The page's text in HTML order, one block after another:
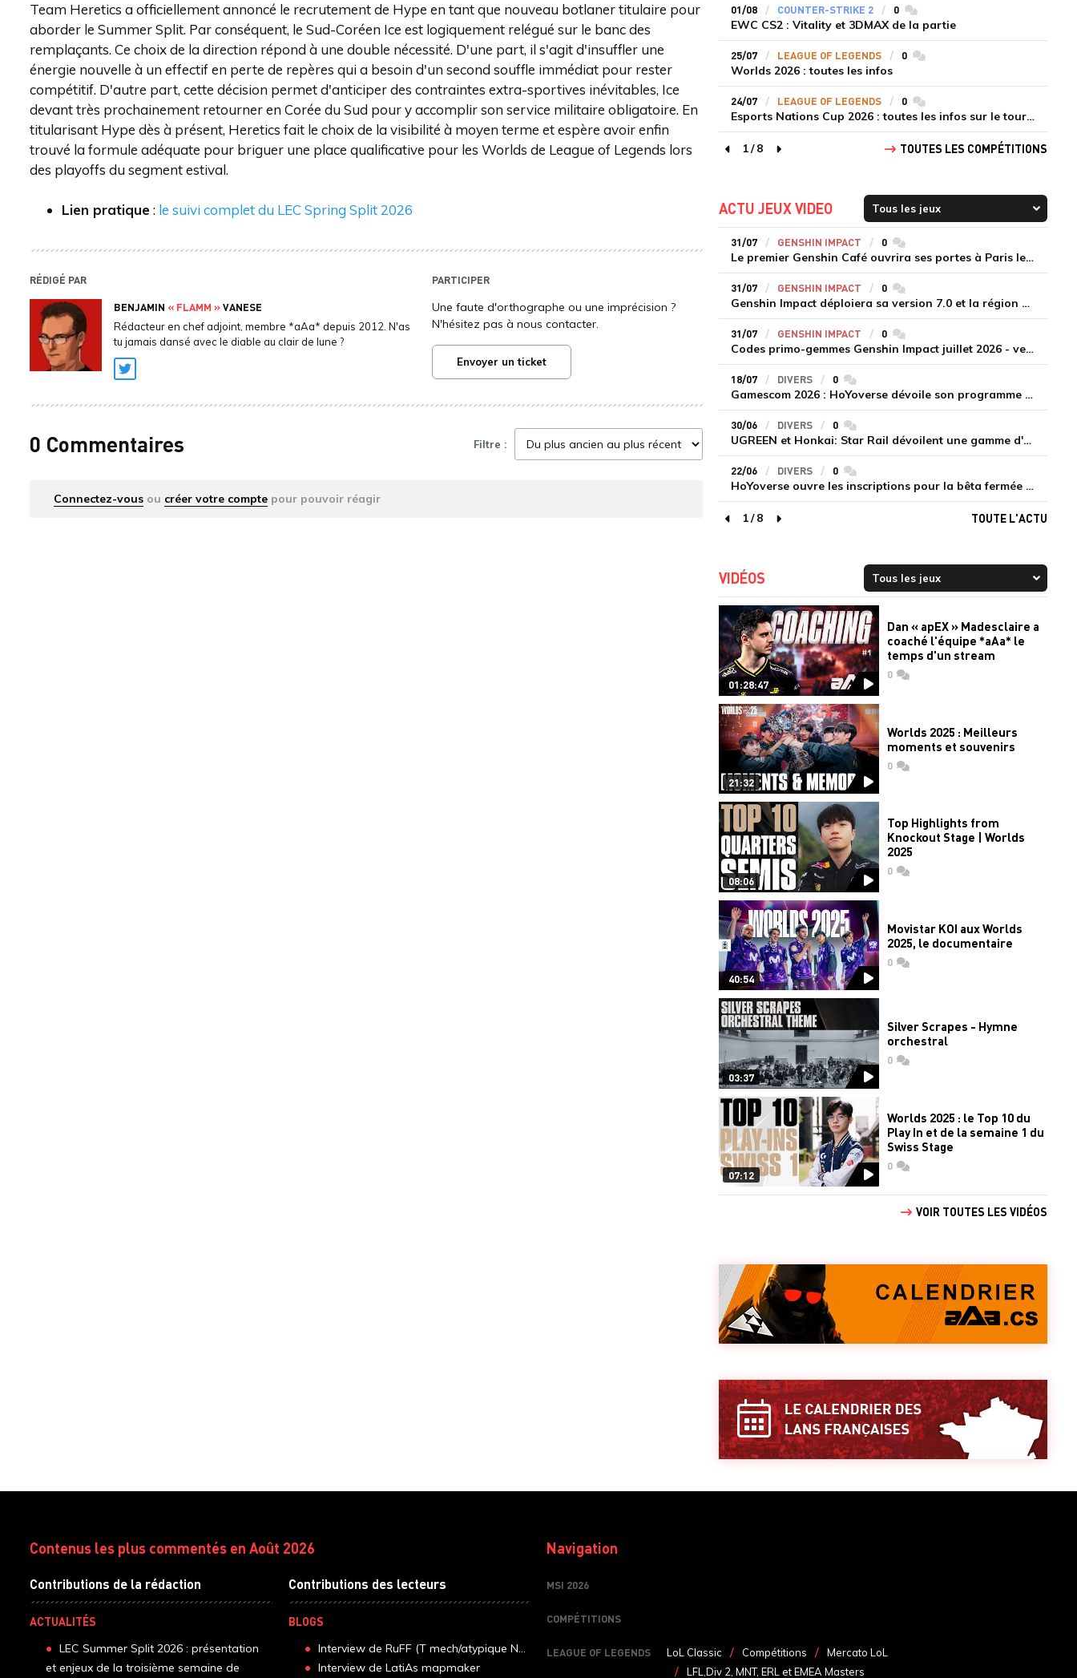
Team Heretics a officiellement annoncé le recrutement de Hype en tant que nouveau botlaner titulaire pour
aborder le Summer Split. Par conséquent, le Sud-Coréen Ice est logiquement relégué sur le banc des
remplaçants. Ce choix de la direction répond à une double nécessité. D'une part, il s'agit d'insuffler une
énergie nouvelle à un effectif en perte de repères qui a besoin d'un second souffle immédiat pour rester
compétitif. D'autre part, cette décision permet d'anticiper des contraintes extra-sportives inévitables, Ice
devant très prochainement retourner en Corée du Sud pour y accomplir son service militaire obligatoire. En
titularisant Hype dès à présent, Heretics fait le choix de la visibilité à moyen terme et espère avoir enfin
trouvé la formule adéquate pour briguer une place qualificative pour les Worlds de League of Legends lors
des playoffs du segment estival.
Lien pratique: le suivi complet du LEC Spring Split 2026
RÉDIGÉ PAR
BENJAMIN « FLAMM »VANESE
Rédacteur en chef adjoint, membre *aAa* depuis 2012. N'as
tu jamais dansé avec le diable au clair de lune ?
Twitter
PARTICIPER
Une faute d'orthographe ou une imprécision ?
N'hésitez pas à nous contacter.
Envoyer un ticket
0 Commentaires Filtre :
Connectez-vous ou créer votre compte pour pouvoir réagir
01/08 COUNTER-STRIKE 2 0commentaires
EWC CS2 : Vitality et 3DMAX de la partie
25/07 LEAGUE OF LEGENDS 0commentaires
Worlds 2026 : toutes les infos
24/07 LEAGUE OF LEGENDS 0commentaires
Esports Nations Cup 2026 : toutes les infos sur le tournoi
page précédente
1/8
page suivante
TOUTES LES COMPÉTITIONS
ACTU JEUX VIDEO
31/07 GENSHIN IMPACT 0commentaires
Le premier Genshin Café ouvrira ses portes à Paris le 14 août
31/07 GENSHIN IMPACT 0commentaires
Genshin Impact déploiera sa version 7.0 et la région de Snezhnaya le 12 août
31/07 GENSHIN IMPACT 0commentaires
Codes primo-gemmes Genshin Impact juillet 2026 - version 7.0
18/07 DIVERS 0commentaires
Gamescom 2026 : HoYoverse dévoile son programme et présente deux nouveaux jeux inédits
30/06 DIVERS 0commentaires
UGREEN et Honkai: Star Rail dévoilent une gamme d'accessoires de recharge en édition limitée
22/06 DIVERS 0commentaires
HoYoverse ouvre les inscriptions pour la bêta fermée de Honkai : Nexus Anima
page précédente
1/8
page suivante
TOUTE L'ACTU
VIDÉOS
01:28:47
Dan « apEX » Madesclaire a
coaché l'équipe *aAa* le
temps d'un stream
0commentaires
21:32
Worlds 2025 : Meilleurs
moments et souvenirs
0commentaires
08:06
Top Highlights from
Knockout Stage | Worlds
2025
0commentaires
40:54
Movistar KOI aux Worlds
2025, le documentaire
0commentaires
03:37
Silver Scrapes - Hymne
orchestral
0commentaires
07:12
Worlds 2025 : le Top 10 du
Play In et de la semaine 1 du
Swiss Stage
0commentaires
VOIR TOUTES LES VIDÉOS
Contenus les plus commentés en Août 2026
Contributions de la rédaction
ACTUALITÉS
LEC Summer Split 2026 : présentation
et enjeux de la troisième semaine de
Contributions des lecteurs
BLOGS
Interview de RuFF (T mech/atypique N...
Interview de LatiAs mapmaker
Navigation
MSI 2026
COMPÉTITIONS
LEAGUE OF LEGENDS LoL Classic Compétitions
Mercato LoL
LFL,Div 2, MNT, ERL et EMEA Masters